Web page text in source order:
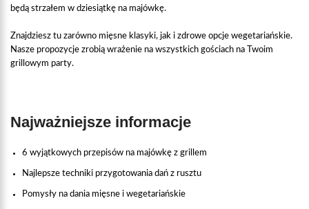
będą strzałem w dziesiątkę na majówkę.
Znajdziesz tu zarówno mięsne klasyki, jak i zdrowe opcje wegetariańskie.
Nasze propozycje zrobią wrażenie na wszystkich gościach na Twoim
grillowym party.
Najważniejsze informacje
6 wyjątkowych przepisów na majówkę z grillem
Najlepsze techniki przygotowania dań z rusztu
Pomysły na dania mięsne i wegetariańskie